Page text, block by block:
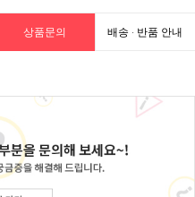
상품문의 배송 · 반품 안내